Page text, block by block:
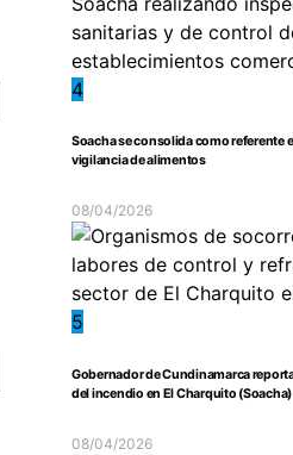
4
Soacha se consolida como referente
vigilancia de alimentos
08/04/2026
5
Gobernador de Cundinamarca
del incendio en El Charquito (Soacha)
08/04/2026